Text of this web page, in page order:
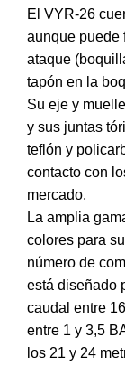
El VYR-26
aunque puede
ataque
tapón en la
Su eje y
y sus juntas
teflón y
contacto con
mercado.
La amplia
colores para
número de
está diseñado
caudal entre
entre 1 y 3,5
los 21 y 24